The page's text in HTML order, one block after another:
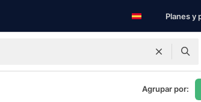
Planes y
Agrupar por: